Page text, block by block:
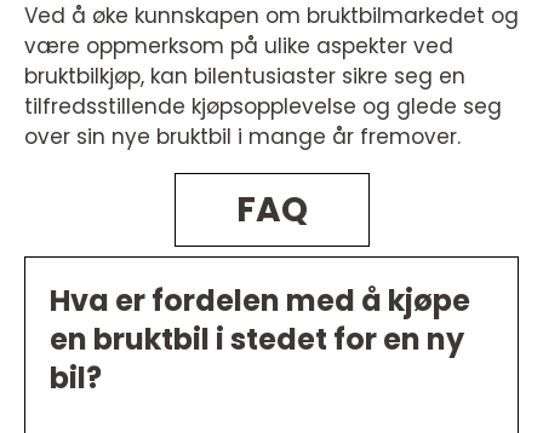
Ved å øke kunnskapen om bruktbilmarkedet og
være oppmerksom på ulike aspekter ved
bruktbilkjøp, kan bilentusiaster sikre seg en
tilfredsstillende kjøpsopplevelse og glede seg
over sin nye bruktbil i mange år fremover.
FAQ
Hva er fordelen med å kjøpe
en bruktbil i stedet for en ny
bil?